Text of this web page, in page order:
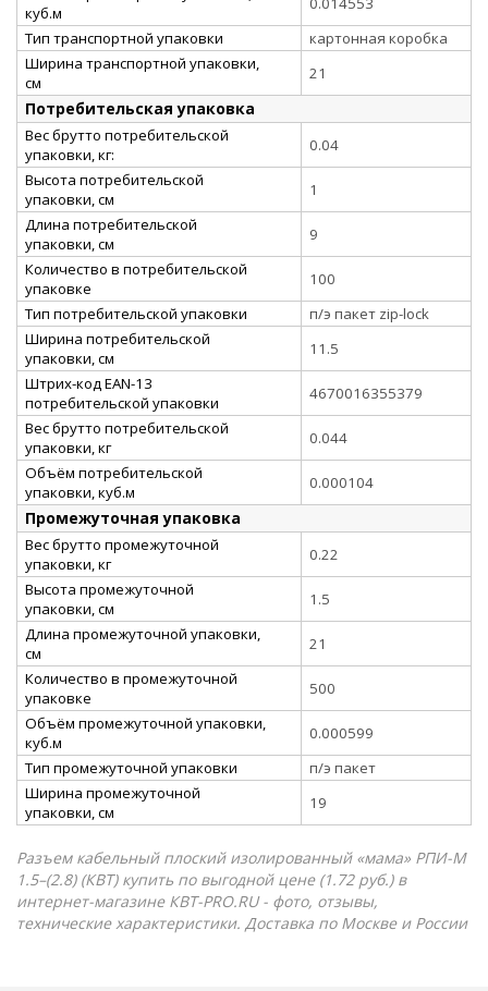
куб.м
Тип транспортной упаковки
картонная коробка
Ширина транспортной упаковки,
см
21
Потребительская упаковка
Вес брутто потребительской
упаковки, кг:
0.04
Высота потребительской
упаковки, см
1
Длина потребительской
упаковки, см
9
Количество в потребительской
упаковке
100
Тип потребительской упаковки
п/э пакет zip-lock
Ширина потребительской
упаковки, см
11.5
Штрих-код EAN-13
потребительской упаковки
4670016355379
Вес брутто потребительской
упаковки, кг
0.044
Объём потребительской
упаковки, куб.м
0.000104
Промежуточная упаковка
Вес брутто промежуточной
упаковки, кг
0.22
Высота промежуточной
упаковки, см
1.5
Длина промежуточной упаковки,
см
21
Количество в промежуточной
упаковке
500
Объём промежуточной упаковки,
куб.м
0.000599
Тип промежуточной упаковки
п/э пакет
Ширина промежуточной
упаковки, см
19
Разъем кабельный плоский изолированный «мама» РПИ-М
1.5–(2.8) (КВТ) купить по выгодной цене (1.72 руб.) в
интернет-магазине КВТ-PRO.RU - фото, отзывы,
технические характеристики. Доставка по Москве и России